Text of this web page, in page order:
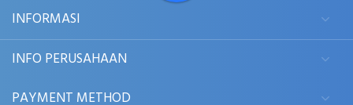
INFORMASI
INFO PERUSAHAAN
PAYMENT METHOD